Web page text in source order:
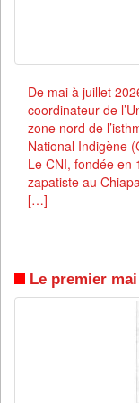
De mai à juillet
coordinateur de
zone nord de
National Indigène
Le CNI, fondée en
zapatiste au
[…]
Le premier mai